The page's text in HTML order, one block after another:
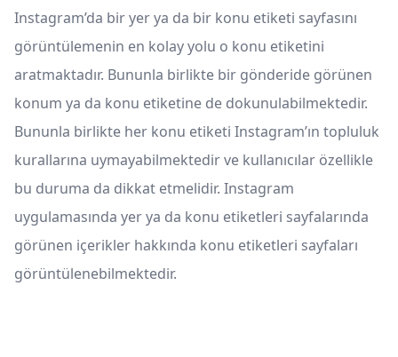
Instagram’da bir yer ya da bir konu etiketi sayfasını
görüntülemenin en kolay yolu o konu etiketini
aratmaktadır. Bununla birlikte bir gönderide görünen
konum ya da konu etiketine de dokunulabilmektedir.
Bununla birlikte her konu etiketi Instagram’ın topluluk
kurallarına uymayabilmektedir ve kullanıcılar özellikle
bu duruma da dikkat etmelidir. Instagram
uygulamasında yer ya da konu etiketleri sayfalarında
görünen içerikler hakkında konu etiketleri sayfaları
görüntülenebilmektedir.